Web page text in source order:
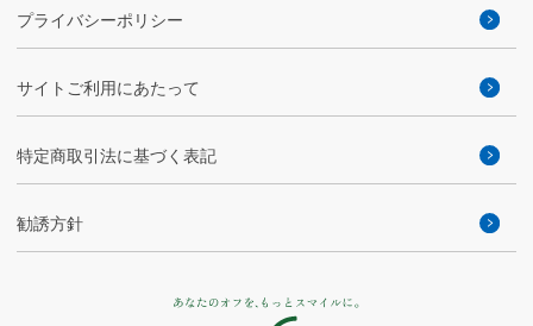
プライバシーポリシー
サイトご利用にあたって
特定商取引法に基づく表記
勧誘方針